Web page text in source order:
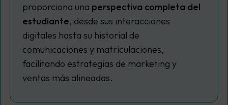
proporciona una perspectiva completa del
estudiante, desde sus interacciones
digitales hasta su historial de
comunicaciones y matriculaciones,
facilitando estrategias de marketing y
ventas más alineadas.